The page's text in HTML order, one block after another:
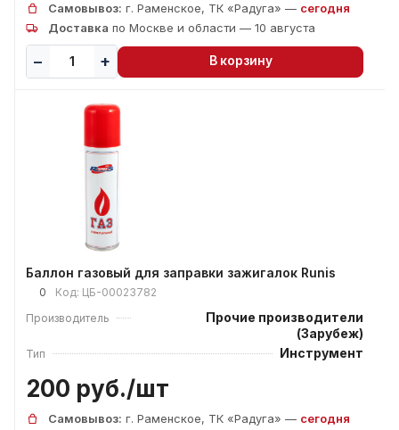
Самовывоз: г. Раменское, ТК «Радуга» — сегодня
Доставка по Москве и области — 10 августа
В корзину
Баллон газовый для заправки зажигалок Runis
0 Код: ЦБ-00023782
Производитель
Прочие производители
(Зарубеж)
Тип Инструмент
200 руб./шт
Самовывоз: г. Раменское, ТК «Радуга» — сегодня